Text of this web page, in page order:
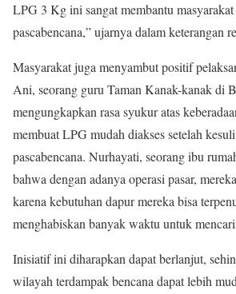
LPG 3 Kg ini sangat membantu
pascabencana,” ujarnya dalam keterangan
Masyarakat juga menyambut positif
Ani, seorang guru Taman Kanak-kanak di
mengungkapkan rasa syukur atas
membuat LPG mudah diakses setelah
pascabencana. Nurhayati, seorang ibu
bahwa dengan adanya operasi pasar,
karena kebutuhan dapur mereka bisa
menghabiskan banyak waktu untuk
Inisiatif ini diharapkan dapat berlanjut,
wilayah terdampak bencana dapat lebih